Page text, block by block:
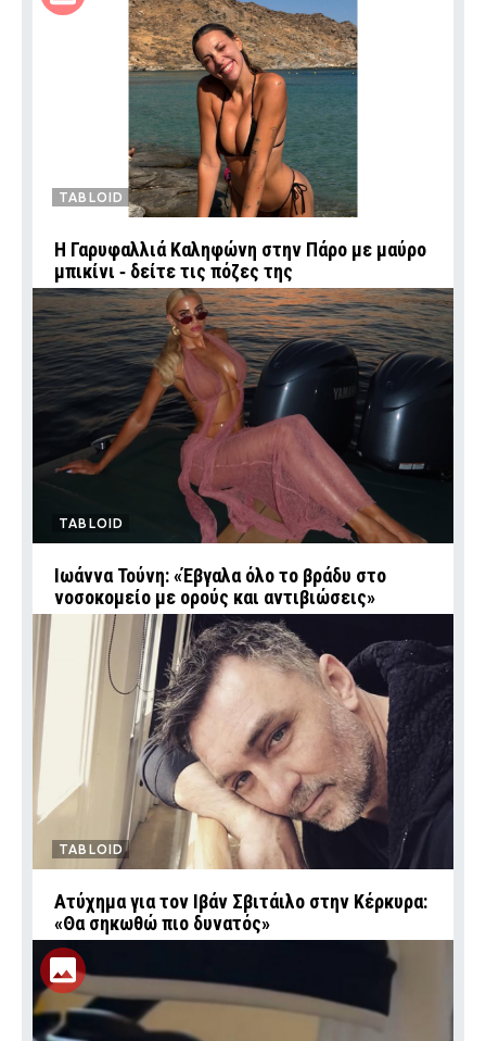
TABLOID
Η Γαρυφαλλιά Καληφώνη στην Πάρο με μαύρο
μπικίνι ‑ δείτε τις πόζες της
TABLOID
Ιωάννα Τούνη: «Έβγαλα όλο το βράδυ στο
νοσοκομείο με ορούς και αντιβιώσεις»
TABLOID
Ατύχημα για τον Ιβάν Σβιτάιλο στην Κέρκυρα:
«Θα σηκωθώ πιο δυνατός»